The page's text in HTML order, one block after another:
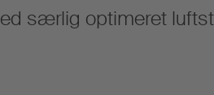
særlig optimeret